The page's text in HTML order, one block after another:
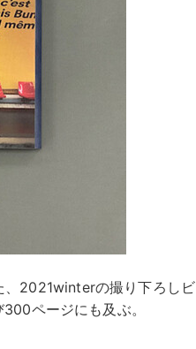
、2021winterの撮り下ろしビ
ページにも及ぶ。